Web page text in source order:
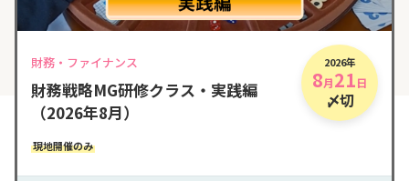
財務・ファイナンス
財務戦略MG研修クラス・実践編
（2026年8月）
2026年
8月21日
〆切
現地開催のみ